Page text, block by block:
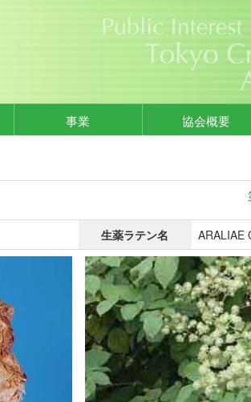
事業 協会概要
生薬ラテン名 ARALIAE